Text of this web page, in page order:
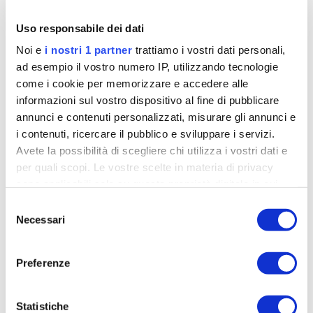
Uso responsabile dei dati
Noi e i nostri 1 partner trattiamo i vostri dati personali,
ad esempio il vostro numero IP, utilizzando tecnologie
come i cookie per memorizzare e accedere alle
informazioni sul vostro dispositivo al fine di pubblicare
annunci e contenuti personalizzati, misurare gli annunci e
i contenuti, ricercare il pubblico e sviluppare i servizi.
Avete la possibilità di scegliere chi utilizza i vostri dati e
per quali scopi. Le vostre scelte in materia di privacy
revocare il proprio consenso in qualsiasi momento dalla
Dichiarazione sui cookie o facendo clic sull'icona di
e imposta le tue preferenze nella
sezione dettagli. Puoi
delNecessari
Preferenze
Statistiche
montatura di scivolare sul naso. Per evitare che il
sudore cada sugli occhi è presente la barra
parasudore removibile.
I traileye pro sono utilizzabili anche da chi ha
problemi di vista
. E’ possibile aggiungere un
adattatore o un clip-in. Questi occhiali dal look
minimale e moderno sono disponibili in due taglie
per soddisfare l’esigenze maschili e femminili. Per
finire segnaliamo che sono realizzati insei diverse
Prezzo a partire da euro 209,00
Articoli correlati